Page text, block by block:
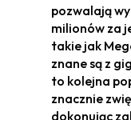
pozwalają
milionów za
takie jak
znane są z
to kolejna
znacznie
dokonując